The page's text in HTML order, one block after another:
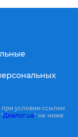
условии ссылки
Диалог.ua" не ниже